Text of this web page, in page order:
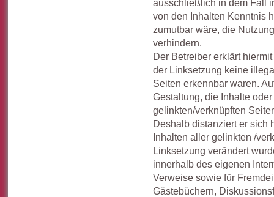
ausschließlich in dem Fall
von den Inhalten Kenntnis
zumutbar wäre, die
verhindern.
Der Betreiber erklärt
der Linksetzung keine
Seiten erkennbar waren.
Gestaltung, die Inhalte
gelinkten/verknüpften
Deshalb distanziert er sich
Inhalten aller gelinkten /
Linksetzung verändert
innerhalb des eigenen
Verweise sowie für
Gästebüchern,